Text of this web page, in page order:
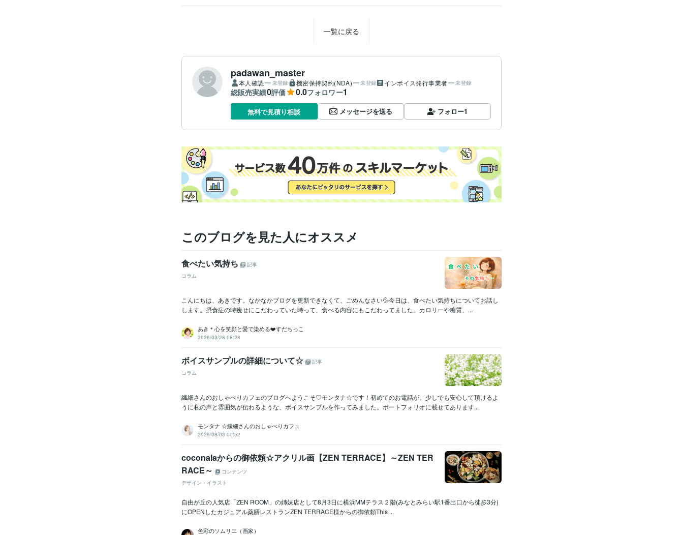
一覧に戻る
padawan_master
本人確認 未登録 機密保持契約(NDA) 未登録 インボイス発行事業者 未登録
総販売実績0評価 0.0フォロワー1
無料で見積り相談 メッセージを送る フォロー1
このブログを見た人にオススメ
食べたい気持ち
記事
コラム
こんにちは、あきです。なかなかブログを更新できなくて、ごめんなさい💦今日は、食べたい気持ちについてお話し
します。摂食症の時痩せにこだわっていた時って、食べる内容にもこだわってました。カロリーや糖質、...
あき＊心を笑顔と愛で染める❤️すだちっこ
2026/03/28 08:28
ボイスサンプルの詳細について☆
記事
コラム
繊細さんのおしゃべりカフェのブログへようこそ♡モンタナ☆です！初めてのお電話が、少しでも安心して頂けるよ
うに私の声と雰囲気が伝わるような、ボイスサンプルを作ってみました。ポートフォリオに載せてあります...
モンタナ ☆繊細さんのおしゃべりカフェ
2026/08/03 00:52
coconalaからの御依頼☆アクリル画【ZEN TERRACE】～ZEN TER
RACE～
コンテンツ
デザイン・イラスト
自由が丘の人気店「ZEN ROOM」の姉妹店として8月3日に横浜MMテラス２階(みなとみらい駅1番出口から徒歩3分)
にOPENしたカジュアル薬膳レストランZEN TERRACE様からの御依頼This ...
色彩のソムリエ（画家）